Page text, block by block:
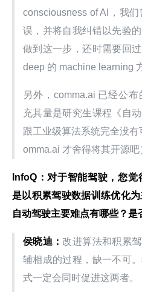
consciousness of AI，我
误，并将自我纠错以先验
做到这一步，还时需要回
deep 的 machine learning
另外，comma.ai 已经公
充其量是研究生课程《自
跟工业级算法系统完全没
omma.ai 才舍得将其开源吧
InfoQ：对于智能驾驶，您
是以积累驾驶数据训练优化
自动驾驶主要难点有哪些？是
侯晓迪：改进算法和积累
辅相成的过程，缺一不可
式一定会同时促进这两者。